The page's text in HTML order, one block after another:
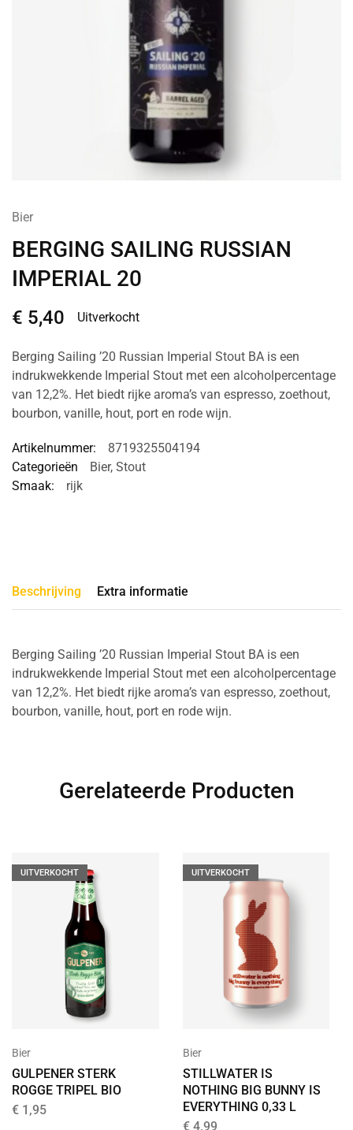
Bier
BERGING SAILING RUSSIAN
IMPERIAL 20
€ 5,40 Uitverkocht
Berging Sailing ’20 Russian Imperial Stout BA is een
indrukwekkende Imperial Stout met een alcoholpercentage
van 12,2%. Het biedt rijke aroma’s van espresso, zoethout,
bourbon, vanille, hout, port en rode wijn.
Artikelnummer:
8719325504194
Categorieën
Bier, Stout
Smaak:
rijk
Beschrijving Extra informatie
Berging Sailing ’20 Russian Imperial Stout BA is een
indrukwekkende Imperial Stout met een alcoholpercentage
van 12,2%. Het biedt rijke aroma’s van espresso, zoethout,
bourbon, vanille, hout, port en rode wijn.
Gerelateerde Producten
UITVERKOCHT
Bier
GULPENER STERK
ROGGE TRIPEL BIO
€ 1,95
UITVERKOCHT
Bier
STILLWATER IS
NOTHING BIG BUNNY IS
EVERYTHING 0,33 L
€4,99